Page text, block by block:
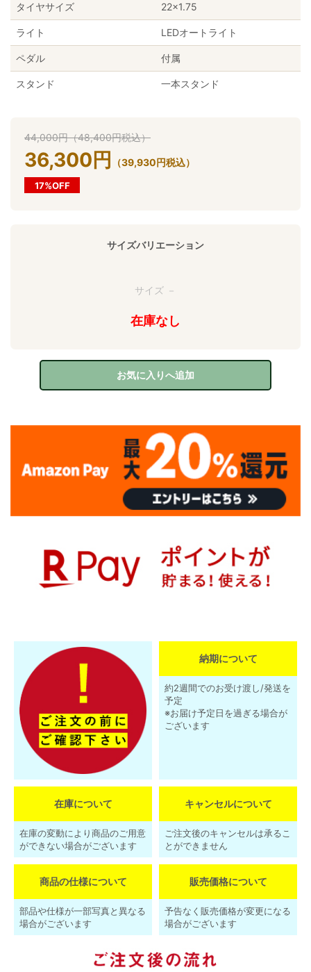
タイヤサイズ 22×1.75
ライト LEDオートライト
ペダル 付属
スタンド 一本スタンド
44,000円（48,400円税込）
36,300 円 （39,930円税込）
17%OFF
サイズバリエーション
サイズ －
在庫なし
お気に入りへ追加
納期について
約2週間でのお受け渡し/発送を
予定
※お届け予定日を過ぎる場合が
ございます
在庫について
在庫の変動により商品のご用意
ができない場合がございます
キャンセルについて
ご注文後のキャンセルは承るこ
とができません
商品の仕様について
部品や仕様が一部写真と異なる
場合がございます
販売価格について
予告なく販売価格が変更になる
場合がございます